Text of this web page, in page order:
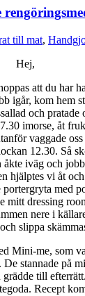
till mat,
Hej,
att du har
igår, kom hem
och
imorse, åt
vaggade
12.30. Så
åkte iväg och
hjälptes vi åt
portergryta med
mitt dressing
nere i
slippa
Mini-me, som
De stannade på
till
Recept